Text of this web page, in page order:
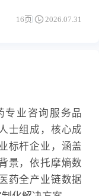
16页 2026.07.31
专业咨询服务品
士组成，核心成
标杆企业，涵盖
景，依托摩熵数
药全产业链数据